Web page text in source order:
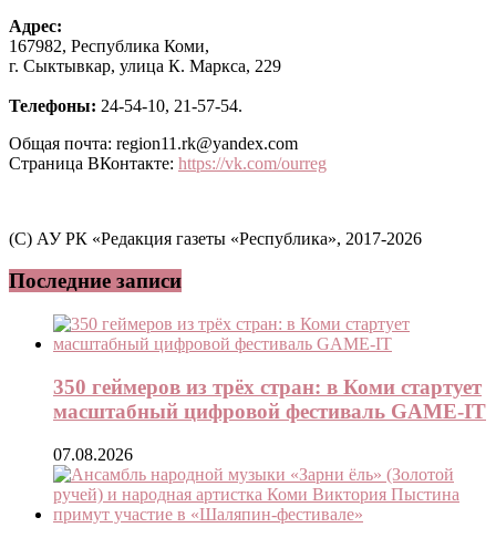
Адрес:
167982, Республика Коми,
г. Сыктывкар, улица К. Маркса, 229
Телефоны: 24-54-10, 21-57-54.
Общая почта: region11.rk@yandex.com
Страница ВКонтакте: https://vk.com/ourreg
(C) АУ РК «Редакция газеты «Республика», 2017-2026
Последние записи
350 геймеров из трёх стран: в Коми стартует
масштабный цифровой фестиваль GAME-IT
07.08.2026